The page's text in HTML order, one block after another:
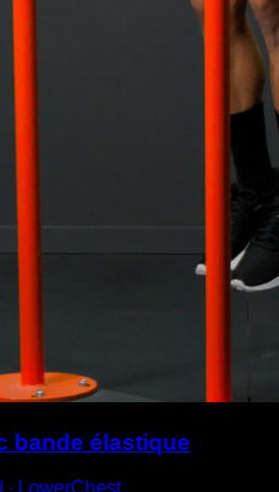
bande élastique